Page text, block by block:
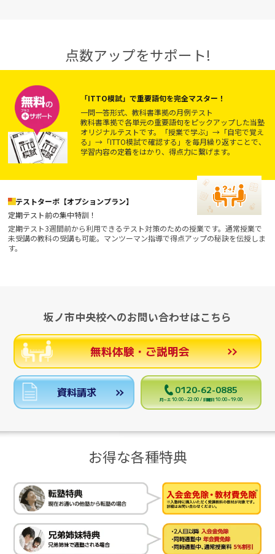
点数アップをサポート!
「ITTO模試」で重要語句を完全マスター！
一問一答形式、教科書準拠の月例テスト
教科書準拠で各単元の重要語句をピックアップした当塾
オリジナルテストです。「授業で学ぶ」→「自宅で覚え
る」→「ITTO模試で確認する」を毎月繰り返すことで、
学習内容の定着をはかり、得点力に繋げます。
テストターボ【オプションプラン】
定期テスト前の集中特訓！
定期テスト3週間前から利用できるテスト対策のための授業です。通常授業で
未受講の教科の受講も可能。マンツーマン指導で得点アップの秘訣を伝授しま
す。
坂ノ市中央校へのお問い合わせはこちら
無料体験・ご説明会
資料請求 0120-62-0885
月～土 10:00～22:00 / 日曜日 10:00～19:00
お得な各種特典